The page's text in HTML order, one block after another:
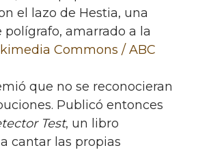
el lazo de Hestia, una
polígrafo, amarrado a la
Commons / ABC
que no se reconocieran
Publicó entonces
Test, un libro
cantar las propias